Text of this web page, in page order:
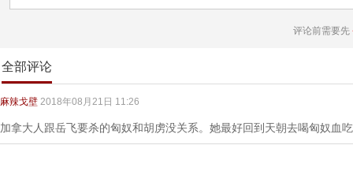
评论前需要先
全部评论
麻辣戈壁 2018年08月21日 11:26
加拿大人跟岳飞要杀的匈奴和胡虏没关系。她最好回到天朝去喝匈奴血